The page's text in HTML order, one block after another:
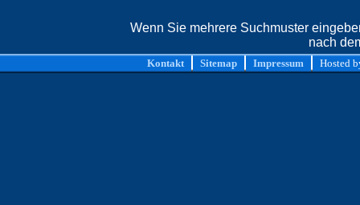
Wenn Sie mehrere Suchmuster
nach
Kontakt Sitemap Impressum Hosted